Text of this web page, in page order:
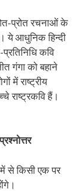
प्रोत रचनाओं के
ये आधुनिक हिन्दी
कवि
गंगा को बहाने
में राष्ट्रीय
राष्ट्रकवि हैं।
से किसी एक पर